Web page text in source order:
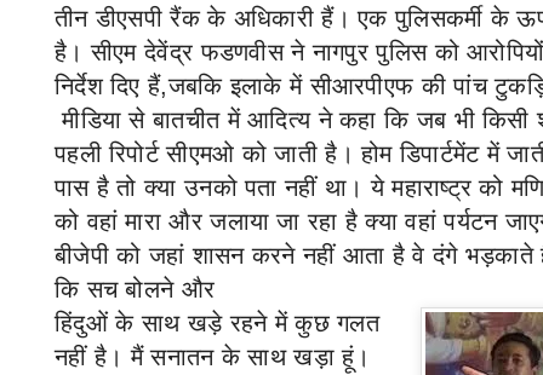
तीन डीएसपी रैंक के अधिकारी हैं। एक पुलिसकर्मी के
है। सीएम देवेंद्र फडणवीस ने नागपुर पुलिस को
निर्देश दिए हैं,जबकि इलाके में सीआरपीएफ कीपांच
मीडिया से बातचीत में आदित्य ने कहा कि जब भी किसी
पहली रिपोर्ट सीएमओ को जाती है। होम डिपार्टमेंट में
पास है तो क्या उनको पता नहीं था। ये महाराष्ट्र को
को वहां मारा और जलाया जा रहा है क्या वहां पर्यटन
बीजेपी को जहां शासन करने नहीं आता है वे दंगे
कि सच बोलने और
हिंदुओंके साथ खड़े रहने में कुछ गलत
नहीं है। मैं सनातन के साथ खड़ा हूं।